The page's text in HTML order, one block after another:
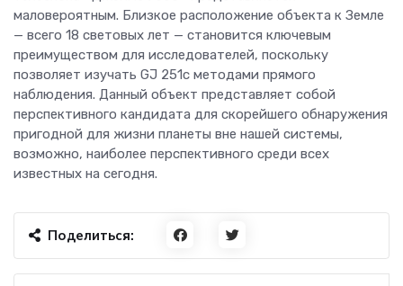
маловероятным. Близкое расположение объекта к Земле
— всего 18 световых лет — становится ключевым
преимуществом для исследователей, поскольку
позволяет изучать GJ 251c методами прямого
наблюдения. Данный объект представляет собой
перспективного кандидата для скорейшего обнаружения
пригодной для жизни планеты вне нашей системы,
возможно, наиболее перспективного среди всех
известных на сегодня.
Поделиться: